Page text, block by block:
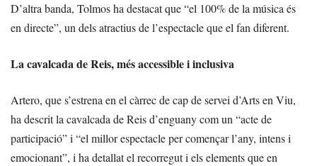
D’altra banda, Tolmos ha destacat que “el 100% de la música és
en directe”, un dels atractius de l’espectacle que el fan diferent.
La cavalcada de Reis, més accessible i inclusiva
Artero, que s’estrena en el càrrec de cap de servei d’Arts en Viu,
ha descrit la cavalcada de Reis d’enguany com un “acte de
participació” i “el millor espectacle per començar l’any, intens i
emocionant”, i ha detallat el recorregut i els elements que en